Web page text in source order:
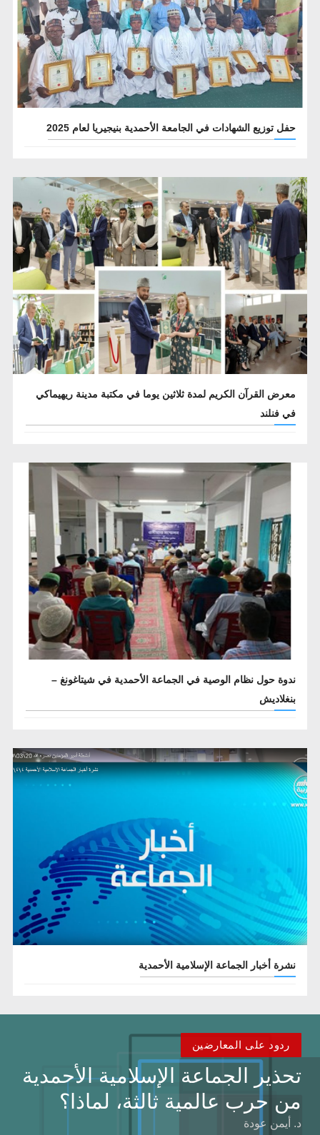
حفل توزيع الشهادات في الجامعة الأحمدية بنيجيريا لعام 2025
معرض القرآن الكريم لمدة ثلاثين يوما في مكتبة مدينة ريهيماكي
في فنلند
ندوة حول نظام الوصية في الجماعة الأحمدية في شيتاغونغ –
بنغلاديش
نشرة أخبار الجماعة الإسلامية الأحمدية
ردود على المعارضين
تحذير الجماعة الإسلامية الأحمدية
من حرب عالمية ثالثة، لماذا؟
د. أيمن عودة